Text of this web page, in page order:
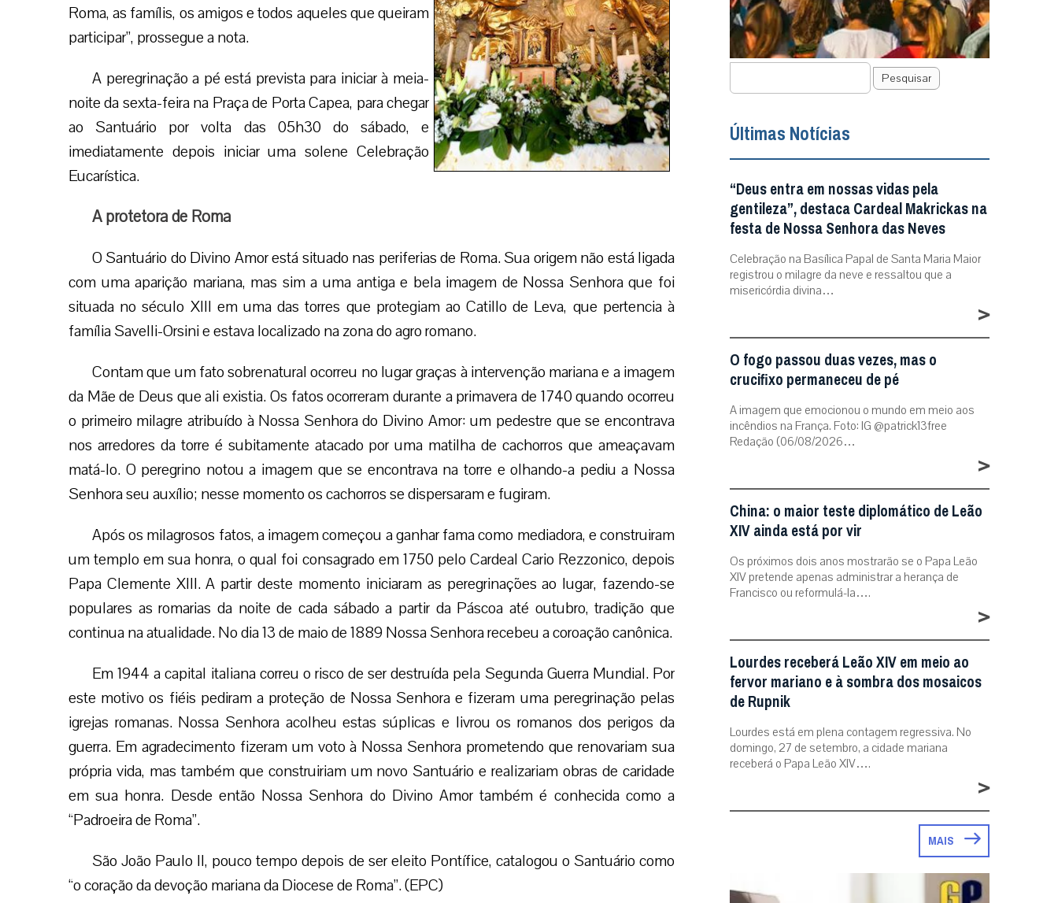
Roma, as famílis, os amigos e todos aqueles que queiram
participar”, prossegue a nota.
A peregrinação a pé está prevista para iniciar à meia-
noite da sexta-feira na Praça de Porta Capea, para chegar
ao Santuário por volta das 05h30 do sábado, e
imediatamente depois iniciar uma solene Celebração
Eucarística.
A protetora de Roma
O Santuário do Divino Amor está situado nas periferias de Roma. Sua origem não está ligada
com uma aparição mariana, mas sim a uma antiga e bela imagem de Nossa Senhora que foi
situada no século XIII em uma das torres que protegiam ao Catillo de Leva, que pertencia à
família Savelli-Orsini e estava localizado na zona do agro romano.
Contam que um fato sobrenatural ocorreu no lugar graças à intervenção mariana e a imagem
da Mãe de Deus que ali existia. Os fatos ocorreram durante a primavera de 1740 quando ocorreu
o primeiro milagre atribuído à Nossa Senhora do Divino Amor: um pedestre que se encontrava
nos arredores da torre é subitamente atacado por uma matilha de cachorros que ameaçavam
matá-lo. O peregrino notou a imagem que se encontrava na torre e olhando-a pediu a Nossa
Senhora seu auxílio; nesse momento os cachorros se dispersaram e fugiram.
Após os milagrosos fatos, a imagem começou a ganhar fama como mediadora, e construiram
um templo em sua honra, o qual foi consagrado em 1750 pelo Cardeal Cario Rezzonico, depois
Papa Clemente XIII. A partir deste momento iniciaram as peregrinações ao lugar, fazendo-se
populares as romarias da noite de cada sábado a partir da Páscoa até outubro, tradição que
continua na atualidade. No dia 13 de maio de 1889 Nossa Senhora recebeu a coroação canônica.
Em 1944 a capital italiana correu o risco de ser destruída pela Segunda Guerra Mundial. Por
este motivo os fiéis pediram a proteção de Nossa Senhora e fizeram uma peregrinação pelas
igrejas romanas. Nossa Senhora acolheu estas súplicas e livrou os romanos dos perigos da
guerra. Em agradecimento fizeram um voto à Nossa Senhora prometendo que renovariam sua
própria vida, mas também que construiriam um novo Santuário e realizariam obras de caridade
em sua honra. Desde então Nossa Senhora do Divino Amor também é conhecida como a
“Padroeira de Roma”.
São João Paulo II, pouco tempo depois de ser eleito Pontífice, catalogou o Santuário como
“o coração da devoção mariana da Diocese de Roma”. (EPC)
Pesquisar
Últimas Notícias
“Deus entra em nossas vidas pela
gentileza”, destaca Cardeal Makrickas na
festa de Nossa Senhora das Neves
Celebração na Basílica Papal de Santa Maria Maior
registrou o milagre da neve e ressaltou que a
misericórdia divina…
>
O fogo passou duas vezes, mas o
crucifixo permaneceu de pé
A imagem que emocionou o mundo em meio aos
incêndios na França. Foto: IG @patrick13free
Redação (06/08/2026…
>
China: o maior teste diplomático de Leão
XIV ainda está por vir
Os próximos dois anos mostrarão se o Papa Leão
XIV pretende apenas administrar a herança de
Francisco ou reformulá-la….
>
Lourdes receberá Leão XIV em meio ao
fervor mariano e à sombra dos mosaicos
de Rupnik
Lourdes está em plena contagem regressiva. No
domingo, 27 de setembro, a cidade mariana
receberá o Papa Leão XIV….
>
MAIS